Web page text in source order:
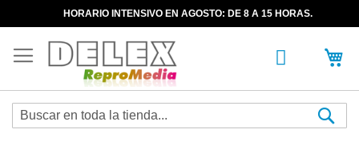
HORARIO INTENSIVO EN AGOSTO: DE 8 A 15 HORAS.